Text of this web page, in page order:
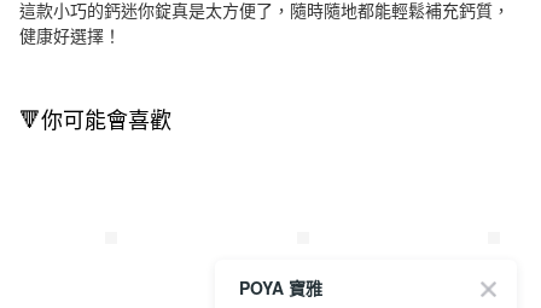
這款小巧的鈣迷你錠真是太方便了，隨時隨地都能輕鬆補充鈣質，
健康好選擇！
🔻你可能會喜歡
POYA 寶雅